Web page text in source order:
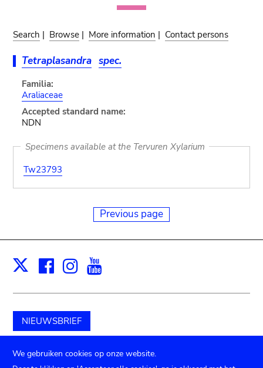
Search | Browse | More information | Contact persons
Tetraplasandra spec.
Familia:
Araliaceae
Accepted standard name:
NDN
Specimens available at the Tervuren Xylarium
Tw23793
Previous page
X Facebook
Instagram
NIEUWSBRIEF
Schenk aan het museum
We gebruiken cookies op onze website.